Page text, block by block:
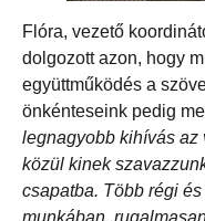
Flóra, vezető
dolgozott azon, hogy
együttműködés a
önkénteseink pedig
legnagyobb kihívás az
közül kinek
csapatba. Több régi
munkában,